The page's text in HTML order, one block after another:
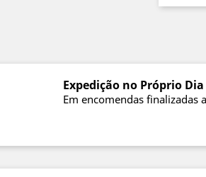
Expedição no Próprio Dia
Em encomendas finalizadas